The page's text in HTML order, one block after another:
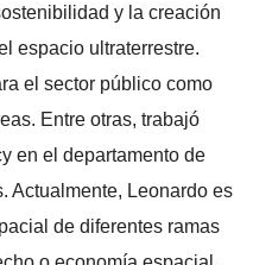
y la creación
espacio ultraterrestre.
el sector público como
Entre otras, trabajó
en el departamento de
Actualmente, Leonardo es
de diferentes ramas